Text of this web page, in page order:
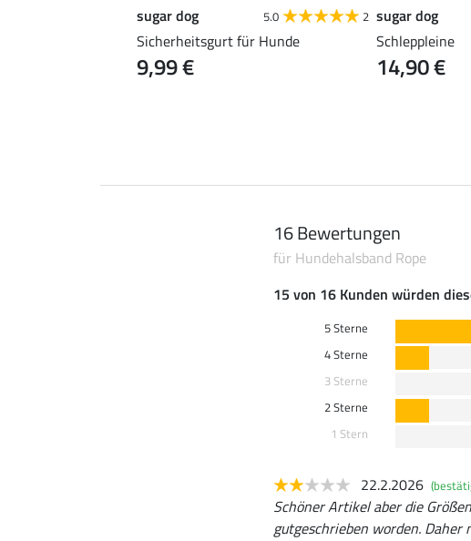
sugar dog 5.0 2
Sicherheitsgurt für Hunde
9,99 €
sugar dog
Schleppleine
14,90 €
16 Bewertungen
für Hundehalsband Rope
15 von 16 Kunden würden
5 Sterne
4 Sterne
3 Sterne
2 Sterne
1 Stern
22.2.2026
Schöner Artikel aber die
gutgeschrieben worden. Daher